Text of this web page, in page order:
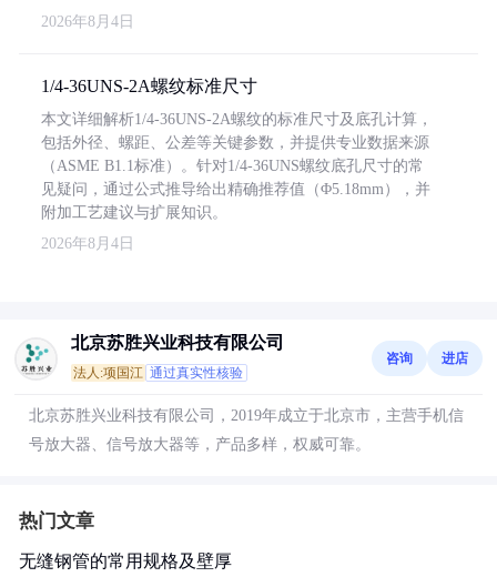
2026年8月4日
1/4-36UNS-2A螺纹标准尺寸
本文详细解析1/4-36UNS-2A螺纹的标准尺寸及底孔计算，
包括外径、螺距、公差等关键参数，并提供专业数据来源
（ASME B1.1标准）。针对1/4-36UNS螺纹底孔尺寸的常
见疑问，通过公式推导给出精确推荐值（Φ5.18mm），并
附加工艺建议与扩展知识。
2026年8月4日
北京苏胜兴业科技有限公司
法人:项国江 通过真实性核验
咨询 进店
北京苏胜兴业科技有限公司，2019年成立于北京市，主营手机信
号放大器、信号放大器等，产品多样，权威可靠。
热门文章
无缝钢管的常用规格及壁厚